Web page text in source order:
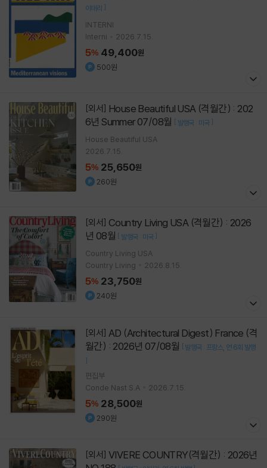
이태리 ]
INTERNI
Interni
2026.7.15.
5% 49,400원
500원
[외서]
6년 Summer 07/08월 [ 발행국 : 미국 ]
House Beautiful USA
2026.7.15.
5% 25,650원
260원
[외서]
년 08월 [ 발행국 : 미국 ]
Country Living USA
Country Living
2026.8.15.
5% 23,750원
240원
[외서]
월간) : 2026년 07/08월 [ 발행국 : 프랑스 연 6회 발행
]
편집부
Conde Nast S.A
2026.7.15.
5% 28,500원
290원
[외서]